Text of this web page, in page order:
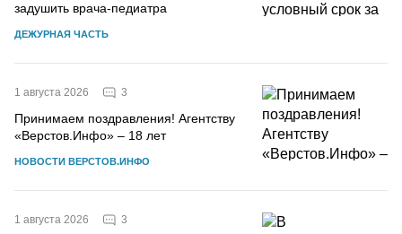
задушить врача-педиатра
ДЕЖУРНАЯ ЧАСТЬ
1 августа 2026 3
Принимаем поздравления! Агентству
«Верстов.Инфо» – 18 лет
НОВОСТИ ВЕРСТОВ.ИНФО
1 августа 2026 3